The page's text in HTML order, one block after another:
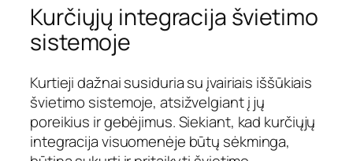
Kurčiųjų integracija švietimo
sistemoje
Kurtieji dažnai susiduria su įvairiais iššūkiais
švietimo sistemoje, atsižvelgiant į jų
poreikius ir gebėjimus. Siekiant, kad kurčiųjų
integracija visuomenėje būtų sėkminga,